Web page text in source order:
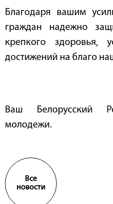
Благодаря вашим
граждан надежно
крепкого здоровья,
достижений на благо
Ваш Белорусский
молодежи.
Все
новости